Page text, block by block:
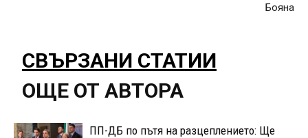
Бояна
СВЪРЗАНИ СТАТИИ
ОЩЕ ОТ АВТОРА
ПП-ДБ по пътя на разцеплението: Ще